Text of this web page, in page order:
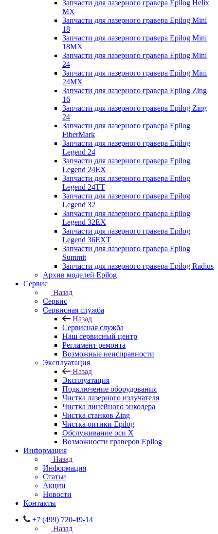
Запчасти для лазерного гравера Epilog Helix
MX
Запчасти для лазерного гравера Epilog Mini
18
Запчасти для лазерного гравера Epilog Mini
18MX
Запчасти для лазерного гравера Epilog Mini
24
Запчасти для лазерного гравера Epilog Mini
24MX
Запчасти для лазерного гравера Epilog Zing
16
Запчасти для лазерного гравера Epilog Zing
24
Запчасти для лазерного гравера Epilog
FiberMark
Запчасти для лазерного гравера Epilog
Legend 24
Запчасти для лазерного гравера Epilog
Legend 24EX
Запчасти для лазерного гравера Epilog
Legend 24TT
Запчасти для лазерного гравера Epilog
Legend 32
Запчасти для лазерного гравера Epilog
Legend 32EX
Запчасти для лазерного гравера Epilog
Legend 36EXT
Запчасти для лазерного гравера Epilog
Summit
Запчасти для лазерного гравера Epilog Radius
Архив моделей Epilog
Сервис
Назад
Сервис
Сервисная служба
Назад
Сервисная служба
Наш сервисный центр
Регламент ремонта
Возможные неисправности
Эксплуатация
Назад
Эксплуатация
Подключение оборудования
Чистка лазерного излучателя
Чистка линейного энкодера
Чистка станков Zing
Чистка оптики Epilog
Обслуживание оси X
Возможности граверов Epilog
Информация
Назад
Информация
Статьи
Акции
Новости
Контакты
+7 (499) 720-49-14
Назад